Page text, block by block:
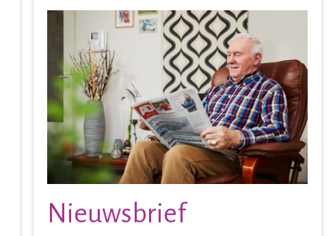
Nieuwsbrief